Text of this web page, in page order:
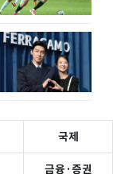
국제
금융·증권